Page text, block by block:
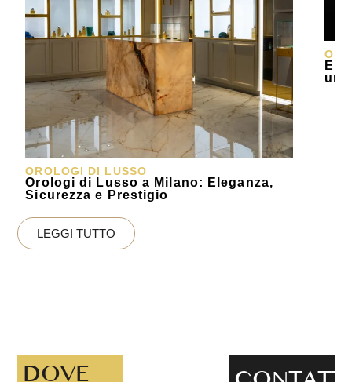
OROLOGI DI LUSSO
Orologi di Lusso a Milano: Eleganza,
Sicurezza e Prestigio
un
LEGGI TUTTO
DOVE